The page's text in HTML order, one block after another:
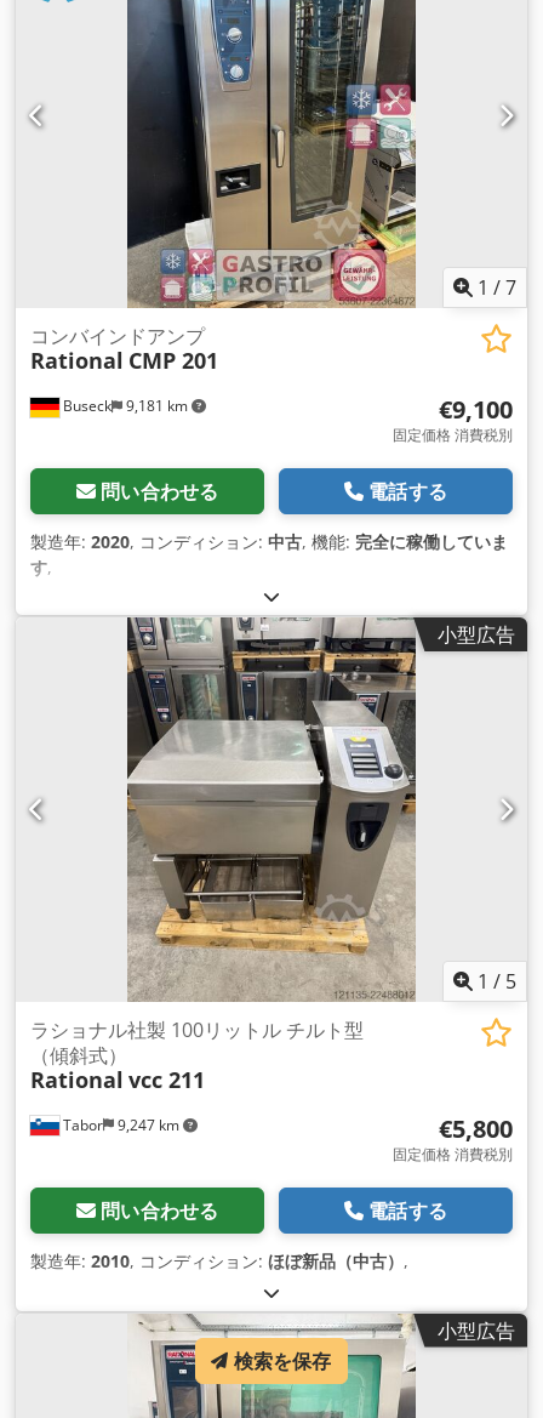
1 /7
Buseck 9,181 km
コンバインドアンプ
Rational CMP 201
€9,100
固定価格 消費税別
問い合わせる 電話する
製造年: 2020, コンディション: 中古, 機能: 完全に稼働していま
す,
小型広告
1 / 5
Tabor 9,247 km
ラショナル社製 100リットル チルト型
（傾斜式）
Rational vcc 211
€5,800
固定価格 消費税別
問い合わせる 電話する
製造年: 2010, コンディション: ほぼ新品（中古） ,
小型広告
検索を保存